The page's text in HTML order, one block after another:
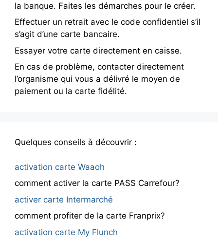
la banque. Faites les démarches pour le créer.
Effectuer un retrait avec le code confidentiel s’il
s’agit d’une carte bancaire.
Essayer votre carte directement en caisse.
En cas de problème, contacter directement
l’organisme qui vous a délivré le moyen de
paiement ou la carte fidélité.
Quelques conseils à découvrir :
activation carte Waaoh
comment activer la carte PASS Carrefour?
activer carte Intermarché
comment profiter de la carte Franprix?
activation carte My Flunch